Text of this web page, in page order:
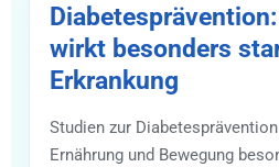
wirkt besonders
Erkrankung
Studien zur
Ernährung und Bewegung